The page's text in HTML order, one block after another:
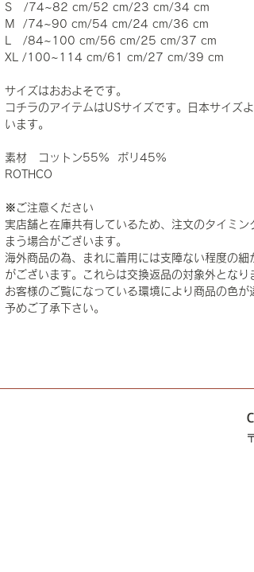
S /74~82 cm/52 cm/23 cm/34 cm
M /74~90 cm/54 cm/24 cm/36 cm
L /84~100 cm/56 cm/25 cm/37 cm
XL /100~114 cm/61 cm/27 cm/39 cm
サイズはおおよそです。
コチラのアイテムはUSサイズです。日本サイズ
います。
素材 コットン55% ポリ45%
ROTHCO
※ご注意ください
実店舗と在庫共有しているため、注文のタイミ
まう場合がございます。
海外商品の為、まれに着用には支障ない程度の
がございます。これらは交換返品の対象外となり
お客様のご覧になっている環境により商品の色が
予めご了承下さい。